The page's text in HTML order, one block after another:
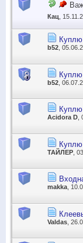
Кац ,
Куплю
b52,
b52 ,
Acidora D,
Куплю
ТАЙЛЕР ,
makka ,
Valdas ,